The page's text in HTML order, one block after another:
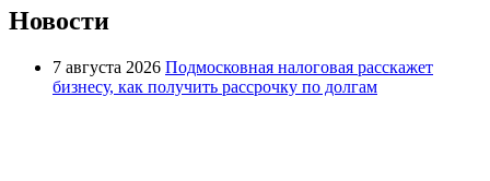
Новости
7 августа 2026 Подмосковная налоговая расскажет
бизнесу, как получить рассрочку по долгам